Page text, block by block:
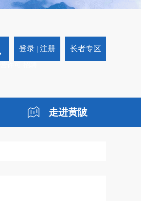
登录 | 注册 长者专区
走进黄陂